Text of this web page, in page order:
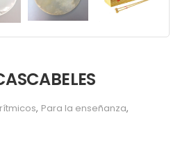
, Para la enseñanza,